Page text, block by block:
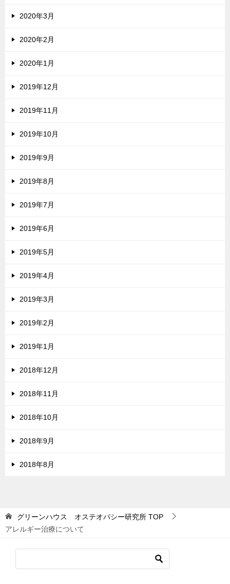
2020年3月
2020年2月
2020年1月
2019年12月
2019年11月
2019年10月
2019年9月
2019年8月
2019年7月
2019年6月
2019年5月
2019年4月
2019年3月
2019年2月
2019年1月
2018年12月
2018年11月
2018年10月
2018年9月
2018年8月
グリーンハウス オステオパシー研究所 TOP
アレルギー治療について